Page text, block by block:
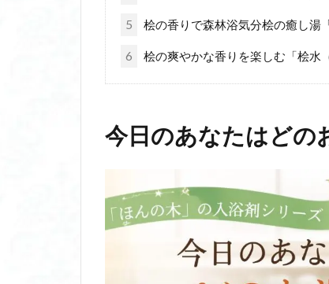
5 桧の香りで森林浴気分桧の癒し湯
6 桧の爽やかな香りを楽しむ「桧水
今日のあなたはどの